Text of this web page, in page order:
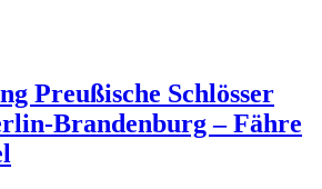
Preußische Schlösser
Brandenburg – Fähre